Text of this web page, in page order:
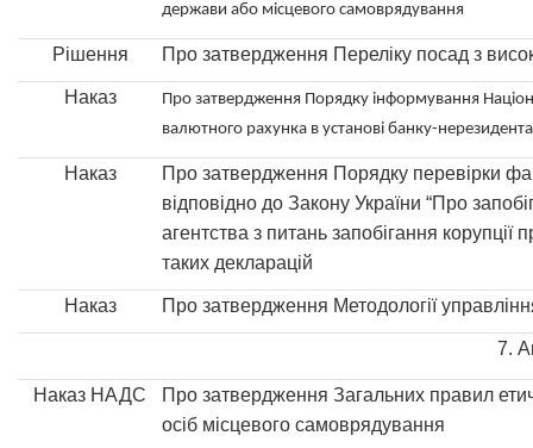
держави або місцевого самоврядування
Рішення Про затвердження Переліку посад з
Наказ
Про затвердження Порядку інформування
валютного рахунка в установі банку-нерезидента
Наказ
Про затвердження Порядку перевірки
відповідно до Закону України “Про
агентства з питань запобігання
таких декларацій
Наказ Про затвердження Методології
7.
Наказ НАДС
Про затвердження Загальних правил
осіб місцевого самоврядування